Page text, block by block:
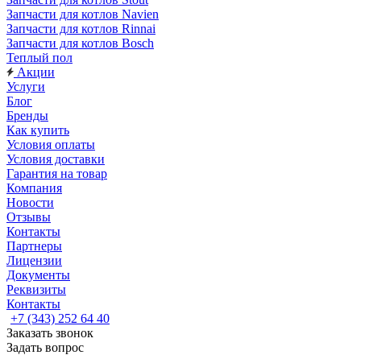
Запчасти для котлов Navien
Запчасти для котлов Rinnai
Запчасти для котлов Bosch
Теплый пол
Акции
Услуги
Блог
Бренды
Как купить
Условия оплаты
Условия доставки
Гарантия на товар
Компания
Новости
Отзывы
Контакты
Партнеры
Лицензии
Документы
Реквизиты
Контакты
+7 (343) 252 64 40
Заказать звонок
Задать вопрос